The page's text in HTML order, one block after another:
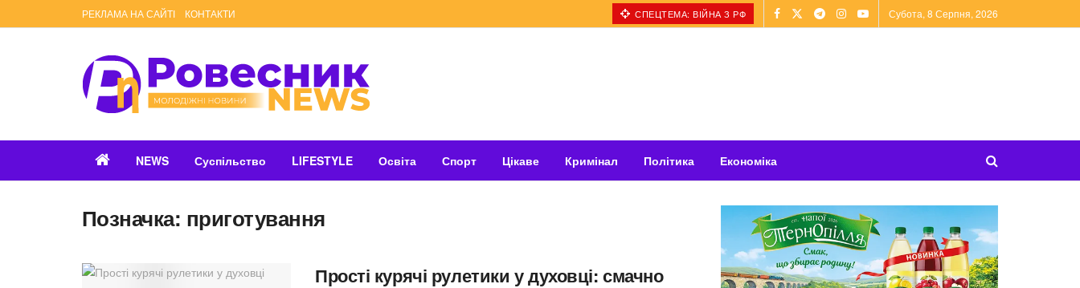
РЕКЛАМА НА САЙТІ КОНТАКТИ СПЕЦТЕМА: ВІЙНА З РФ Субота, 8 Серпня, 2026
NEWS Суспільство LIFESTYLE Освіта Спорт Цікаве Кримінал Політика Економіка
Позначка: приготування
Прості курячі рулетики у духовці: смачно